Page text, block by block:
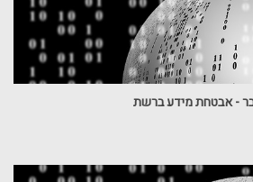
- אבטחת מידע ברשת